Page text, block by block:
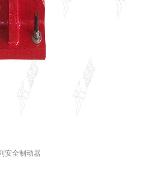
安全制动器